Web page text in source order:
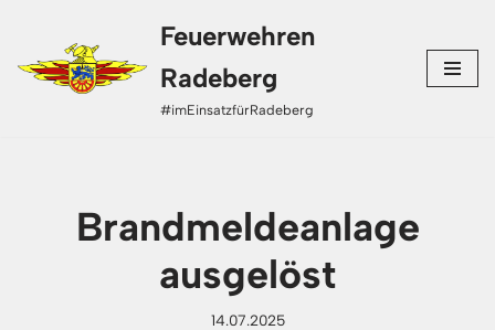
Zum
Inhalt
Feuerwehren
Radeberg
#imEinsatzfürRadeberg
Brandmeldeanlage
ausgelöst
14.07.2025